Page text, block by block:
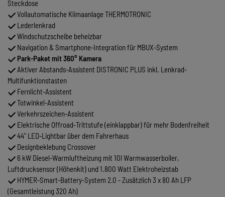
Steckdose
Vollautomatische Klimaanlage THERMOTRONIC
Lederlenkrad
Windschutzscheibe beheizbar
Navigation & Smartphone-Integration für MBUX-System
Park-Paket mit 360° Kamera
Aktiver Abstands-Assistent DISTRONIC PLUS inkl. Lenkrad-
Multifunktionstasten
Fernlicht-Assistent
Totwinkel-Assistent
Verkehrszeichen-Assistent
Elektrische Offroad-Trittstufe (einklappbar) für mehr Bodenfreiheit
44" LED-Lightbar über dem Fahrerhaus
Designbeklebung Crossover
6 kW Diesel-Warmluftheizung mit 10l Warmwasserboiler,
Luftdrucksensor (Höhenkit) und 1.800 Watt Elektroheizstab
HYMER-Smart-Battery-System 2.0 - Zusätzlich 3 x 80 Ah LFP
(Gesamtleistung 320 Ah)